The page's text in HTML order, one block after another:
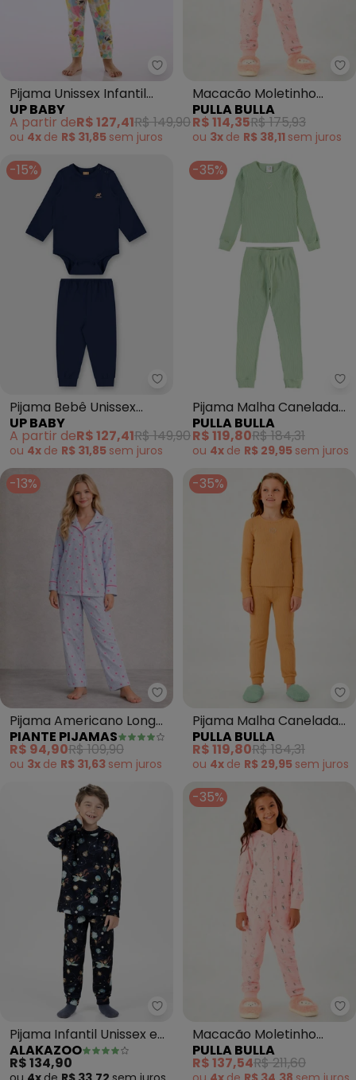
Up Baby - Pijama Unissex
Pijama Unissex Infantil
Suedine Branco
UP BABY
A partir deR$ 127,41R$ 149,90
ou 4x de R$ 31,85 sem juros
Macacão Moletinho
(Rosa)
PULLA BULLA
R$ 114,35R$ 175,93
ou 3x de R$ 38,11 sem juros
-15%
Up Baby - Pijama Bebê Unissex
Pijama Bebê Unissex
Térmica Azul
UP BABY
A partir deR$ 127,41R$ 149,90
ou 4x de R$ 31,85 sem juros
-35%
Pijama Malha Canelada
(Verde)
PULLA BULLA
R$ 119,80R$ 184,31
ou 4x de R$ 29,95 sem juros
-13%
Piante Pijamas - Pijama
Pijama Americano Longo
Infantil Antonia (Azul)
PIANTE PIJAMAS
R$ 94,90R$ 109,90
ou 3x de R$ 31,63 sem juros
-35%
Pijama Malha Canelada
(Bege)
PULLA BULLA
R$ 119,80R$ 184,31
ou 4x de R$ 29,95 sem juros
Alakazoo - Pijama Infantil
Pijama Infantil Unissex em
Malha Fleece (Azul)
ALAKAZOO
R$ 134,90
-35%
Macacão Moletinho
(Rosa)
PULLA BULLA
R$ 137,54R$ 211,60